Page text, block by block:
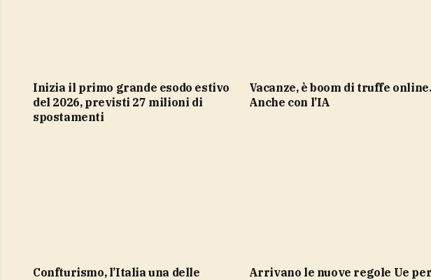
Inizia il primo grande esodo estivo
del 2026, previsti 27 milioni di
spostamenti
Vacanze, è boom di truffe online.
Anche con l’IA
Confturismo, l’Italia una delle Arrivano le nuove regole Ue per i